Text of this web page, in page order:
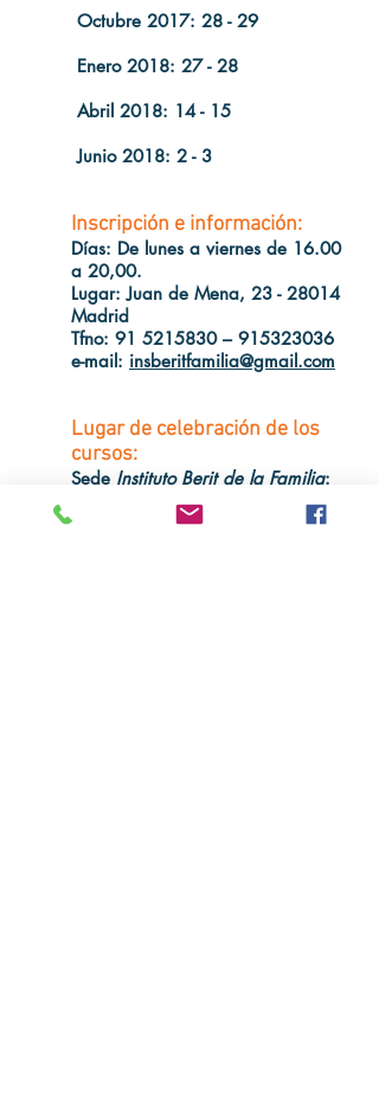
Octubre 2017: 28 - 29
Enero 2018: 27 - 28
Abril 2018: 14 - 15
Junio 2018: 2 - 3
Inscripción e información:
Días: De lunes a viernes de 16.00
a 20,00.
Lugar: Juan de Mena, 23 - 28014
Madrid
Tfno: 91 5215830– 915323036
e-mail: insberitfamilia@gmail.com
Lugar de celebración de los
cursos:
Sede Instituto Berit de la Familia:
C/ Juan de Mena 23 – 28014
Madrid